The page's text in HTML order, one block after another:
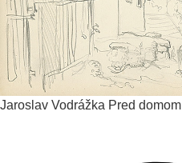
Jaroslav Vodrážka Pred domom